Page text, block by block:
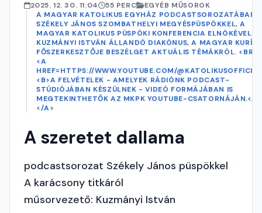
2025. 12. 30. 11:04 55 PERC
EGYÉB MŰSOROK
A MAGYAR KATOLIKUS EGYHÁZ PODCASTSOROZATÁBAN
SZÉKELY JÁNOS SZOMBATHELYI MEGYÉSPÜSPÖKKEL, A
MAGYAR KATOLIKUS PÜSPÖKI KONFERENCIA ELNÖKÉVEL
KUZMÁNYI ISTVÁN ÁLLANDÓ DIAKÓNUS, A MAGYAR KURÍR
FŐSZERKESZTŐJE BESZÉLGET AKTUÁLIS TÉMÁKRÓL. <BR>
<A
HREF=HTTPS://WWW.YOUTUBE.COM/
<B>A FELVÉTELEK - AMELYEK RÁDIÓNK PODCAST-
STÚDIÓJÁBAN KÉSZÜLNEK - VIDEÓ FORMÁJÁBAN IS
MEGTEKINTHETŐK AZ MKPK YOUTUBE-CSATORNÁJÁN.</
</A>
A szeretet dallama
podcastsorozat Székely János püspökkel
A karácsony titkáról
műsorvezető: Kuzmányi István